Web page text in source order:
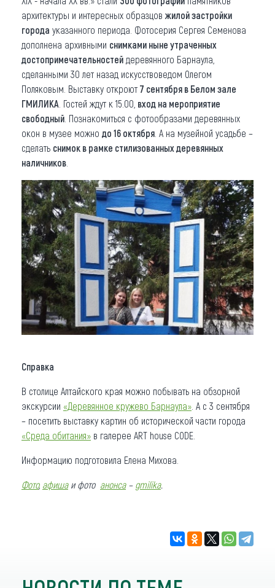
архитектуры и интересных образцов жилой застройки
города указанного периода. Фотосерия Сергея Семенова
дополнена архивными снимками ныне утраченных
достопримечательностей деревянного Барнаула,
сделанными 30 лет назад искусствоведом Олегом
Поляковым. Выставку откроют 7 сентября в Белом зале
ГМИЛИКА . Гостей ждут к 15.00, вход на мероприятие
свободный . Познакомиться с фотообразами деревянных
окон в музее можно до 16 октября . А на музейной усадьбе –
сделать снимок в рамке стилизованных деревянных
наличников
Справка
В столице Алтайского края можно побывать на обзорной
экскурсии «Деревянное кружево Барнаула» . А с 3 сентября
– посетить выставку картин об исторической части города
«Среда обитания» в галерее ART house CODE.
Информацию подготовила Елена Михова.
Фото, афишаи фото анонса– gmilika.